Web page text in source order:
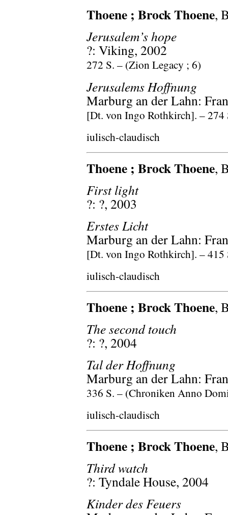
Thoene ; Brock Thoene,
Jerusalem’s hope
?: Viking, 2002
272 S. – (Zion Legacy ; 6)
Jerusalems Hoffnung
Marburg an der Lahn:
[Dt. von Ingo Rothkirch]. – 274
iulisch-claudisch
Thoene ; Brock Thoene,
First light
?: ?, 2003
Erstes Licht
Marburg an der Lahn:
[Dt. von Ingo Rothkirch]. –
iulisch-claudisch
Thoene ; Brock Thoene,
The second touch
?: ?, 2004
Tal der Hoffnung
Marburg an der Lahn:
336 S. – (Chroniken Anno
iulisch-claudisch
Thoene ; Brock Thoene,
Third watch
?: Tyndale House, 2004
Kinder des Feuers